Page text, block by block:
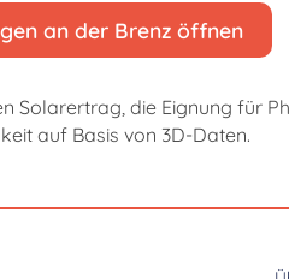
an der Brenz öffnen
Solarertrag, die Eignung für
auf Basis von 3D-Daten.